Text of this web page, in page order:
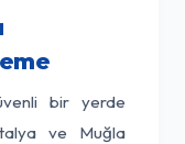
bir yerde
ve Muğla